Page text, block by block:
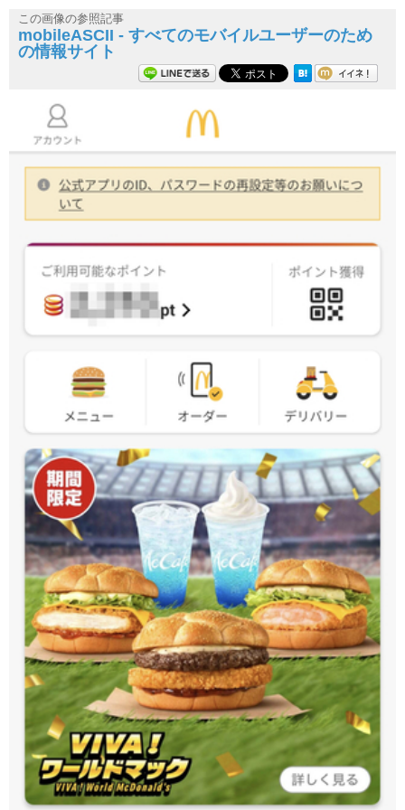
この画像の参照記事
mobileASCII - すべてのモバイルユーザーのため
の情報サイト